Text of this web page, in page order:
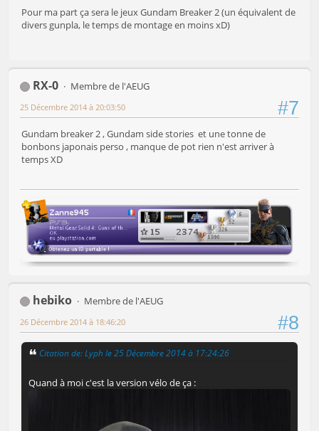
Pour ma part ça sera le jeux Gundam Breaker 2 (un équivalent de
divers gunpla, le temps de montage en moins xD)
RX-0 Membre de l'AEUG
#7
25 Décembre 2014 à 20:03:50
Gundam breaker 2 , Gundam side stories et une tonne de
bonbons japonais perso , manque de pot rien n'est arriver à
temps XD
hebiko Membre de l'AEUG
#8
26 Décembre 2014 à 18:46:20
Citation de: Lyph le 25 Décembre 2014 à 17:24:26
Quand à moi c'est la version vélo de ça :